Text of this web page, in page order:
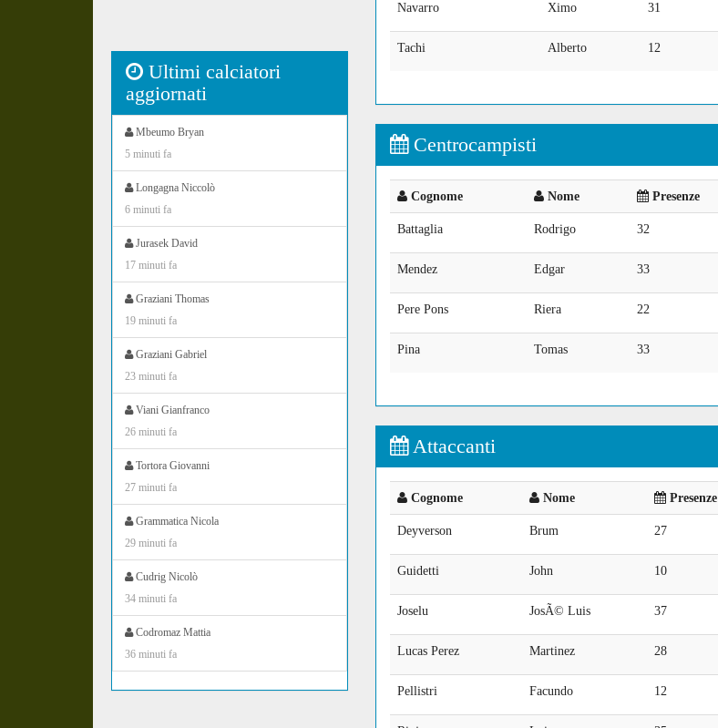
Ultimi calciatori
aggiornati
Mbeumo Bryan
5 minuti fa
Longagna Niccolò
6 minuti fa
Jurasek David
17 minuti fa
Graziani Thomas
19 minuti fa
Graziani Gabriel
23 minuti fa
Viani Gianfranco
26 minuti fa
Tortora Giovanni
27 minuti fa
Grammatica Nicola
29 minuti fa
Cudrig Nicolò
34 minuti fa
Codromaz Mattia
36 minuti fa
Navarro Ximo 31
Tachi Alberto 12
Centrocampisti
Cognome Nome Presenze
Battaglia Rodrigo 32
Mendez Edgar 33
Pere Pons Riera 22
Pina Tomas 33
Attaccanti
Cognome Nome Presenze
Deyverson Brum 27
Guidetti John 10
Joselu JosÃ© Luis 37
Lucas Perez Martinez 28
Pellistri Facundo 12